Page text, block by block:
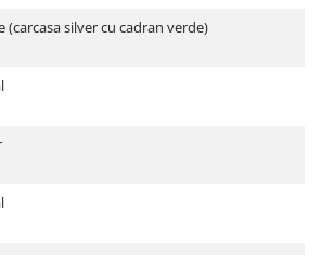
(carcasa silver cu cadran verde)